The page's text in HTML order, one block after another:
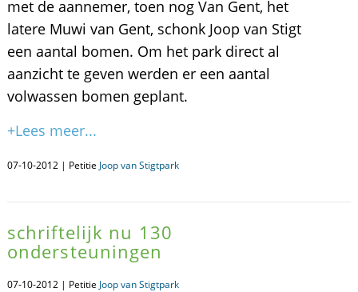
met de aannemer, toen nog Van Gent, het
latere Muwi van Gent, schonk Joop van Stigt
een aantal bomen. Om het park direct al
aanzicht te geven werden er een aantal
volwassen bomen geplant.
+Lees meer...
07-10-2012 | Petitie Joop van Stigtpark
schriftelijk nu 130
ondersteuningen
07-10-2012 | Petitie Joop van Stigtpark